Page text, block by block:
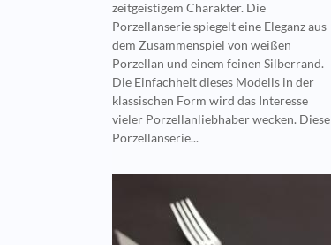
zeitgeistigem Charakter. Die
Porzellanserie spiegelt eine Eleganz aus
dem Zusammenspiel von weißen
Porzellan und einem feinen Silberrand.
Die Einfachheit dieses Modells in der
klassischen Form wird das Interesse
vieler Porzellanliebhaber wecken. Diese
Porzellanserie...